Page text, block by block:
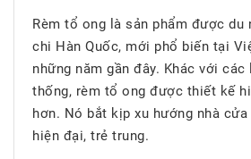
Rèm tổ ong là sản phẩm được
chi Hàn Quốc, mới phổ biến tại
những năm gần đây. Khác với
thống, rèm tổ ong được thiết kế
hơn. Nó bắt kịp xu hướng nhà
hiện đại, trẻ trung.